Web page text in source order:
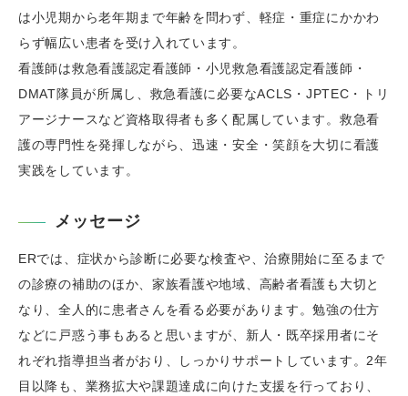
は小児期から老年期まで年齢を問わず、軽症・重症にかかわ
らず幅広い患者を受け入れています。
看護師は救急看護認定看護師・小児救急看護認定看護師・
DMAT隊員が所属し、救急看護に必要なACLS・JPTEC・トリ
アージナースなど資格取得者も多く配属しています。救急看
護の専門性を発揮しながら、迅速・安全・笑顔を大切に看護
実践をしています。
メッセージ
ERでは、症状から診断に必要な検査や、治療開始に至るまで
の診療の補助のほか、家族看護や地域、高齢者看護も大切と
なり、全人的に患者さんを看る必要があります。勉強の仕方
などに戸惑う事もあると思いますが、新人・既卒採用者にそ
れぞれ指導担当者がおり、しっかりサポートしています。2年
目以降も、業務拡大や課題達成に向けた支援を行っており、